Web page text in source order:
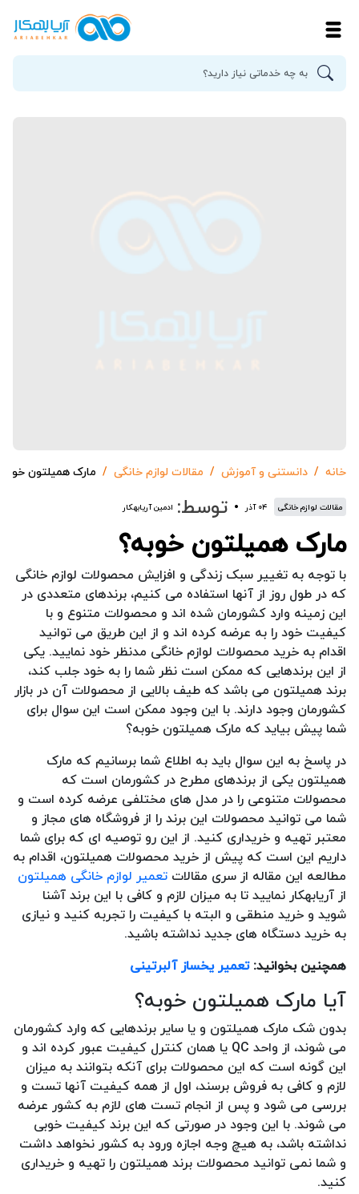
خانه دانستنی و آموزش مقالات لوازم خانگی مارک همیلتون
مقالات لوازم خانگی ۰۴ آذر توسط: ادمین آریابهکار
مارک همیلتون خوبه؟
با توجه به تغییر سبک زندگی و افزایش محصولات لوازم خانگی
که در طول روز از آنها استفاده می کنیم، برندهای متعددی در
این زمینه وارد کشورمان شده اند و محصولات متنوع و با
کیفیت خود را به عرضه کرده اند و از این طریق می توانید
اقدام به خرید محصولات لوازم خانگی مدنظر خود نمایید. یکی
از این برندهایی که ممکن است نظر شما را به خود جلب کند،
برند همیلتون می باشد که طیف بالایی از محصولات آن در بازار
کشورمان وجود دارند. با این وجود ممکن است این سوال برای
شما پیش بیاید که مارک همیلتون خوبه؟
در پاسخ به این سوال باید به اطلاع شما برسانیم که مارک
همیلتون یکی از برندهای مطرح در کشورمان است که
محصولات متنوعی را در مدل های مختلفی عرضه کرده است و
شما می توانید محصولات این برند را از فروشگاه های مجاز و
معتبر تهیه و خریداری کنید. از این رو توصیه ای که برای شما
داریم این است که پیش از خرید محصولات همیلتون، اقدام به
مطالعه این مقاله از سری مقالات تعمیر لوازم خانگی همیلتون
از آریابهکار نمایید تا به میزان لازم و کافی با این برند آشنا
شوید و خرید منطقی و البته با کیفیت را تجربه کنید و نیازی
به خرید دستگاه های جدید نداشته باشید.
همچنین بخوانید:تعمیر یخساز آلبرتینی
آیا مارک همیلتون خوبه؟
بدون شک مارک همیلتون و یا سایر برندهایی که وارد کشورمان
می شوند، از واحد QC یا همان کنترل کیفیت عبور کرده اند و
این گونه است که این محصولات برای آنکه بتوانند به میزان
لازم و کافی به فروش برسند، اول از همه کیفیت آنها تست و
بررسی می شود و پس از انجام تست های لازم به کشور عرضه
می شوند. با این وجود در صورتی که این برند کیفیت خوبی
نداشته باشد، به هیچ وجه اجازه ورود به کشور نخواهد داشت
و شما نمی توانید محصولات برند همیلتون را تهیه و خریداری
کنید.